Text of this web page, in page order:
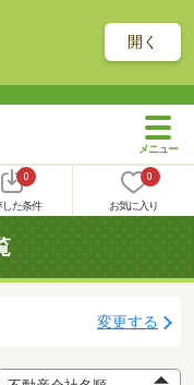
開く
0
した条件
0
お気に入り
変更する